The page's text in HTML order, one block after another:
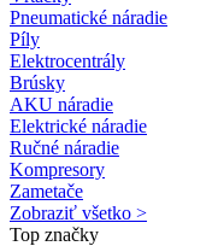
Pneumatické náradie
Píly
Elektrocentrály
Brúsky
AKU náradie
Elektrické náradie
Ručné náradie
Kompresory
Zametače
Zobraziť všetko >
Top značky